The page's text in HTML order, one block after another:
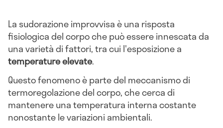
La sudorazione improvvisa è una risposta
fisiologica del corpo che può essere innescata da
una varietà di fattori, tra cui l'esposizione a
temperature elevate.
Questo fenomeno è parte del meccanismo di
termoregolazione del corpo, che cerca di
mantenere una temperatura interna costante
nonostante le variazioni ambientali.